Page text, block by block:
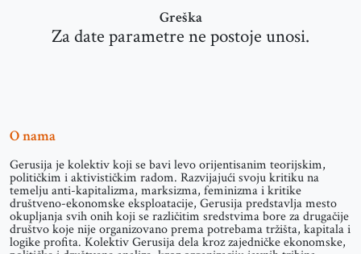
Greška
Za date parametre ne postoje unosi.
O nama
Gerusija je kolektiv koji se bavi levo orijentisanim teorijskim,
političkim i aktivističkim radom. Razvijajući svoju kritiku na
temelju anti-kapitalizma, marksizma, feminizma i kritike
društveno-ekonomske eksploatacije, Gerusija predstavlja mesto
okupljanja svih onih koji se različitim sredstvima bore za drugačije
društvo koje nije organizovano prema potrebama tržišta, kapitala i
logike profita. Kolektiv Gerusija dela kroz zajedničke ekonomske,